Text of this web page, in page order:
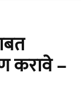
करावे –